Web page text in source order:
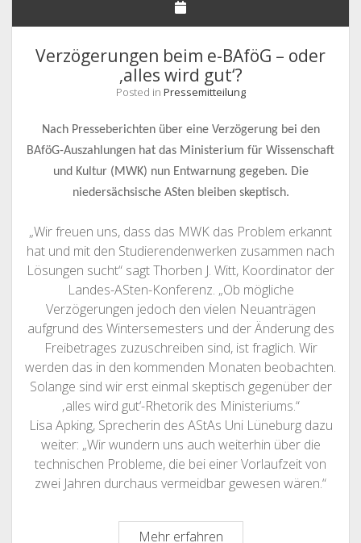
für
die
niedersächsische
Landtagswahl
Verzögerungen beim e-BAföG – oder
‚alles wird gut‘?
Posted in Pressemitteilung
Nach Presseberichten über eine Verzögerung bei den
BAföG-Auszahlungen hat das Ministerium für Wissenschaft
und Kultur (MWK) nun Entwarnung gegeben. Die
niedersächsische ASten bleiben skeptisch.
„Wir freuen uns, dass das MWK das Problem erkannt
hat und mit den Studierendenwerken zusammen nach
Lösungen sucht“ sagt Thorben J. Witt, Koordinator der
Landes-ASten-Konferenz. „Ob mögliche
Verzögerungen jedoch den vielen Neuanträgen
aufgrund des Wintersemesters und der Änderung des
Freibetrages zuzuschreiben sind, ist fraglich. Wir
werden das in den kommenden Monaten beobachten.
Solange sind wir erst einmal skeptisch gegenüber der
‚alles wird gut‘-Rhetorik des Ministeriums.“
Lisa Apking, Sprecherin des AStAs Uni Lüneburg dazu
weiter: „Wir wundern uns auch weiterhin über die
technischen Probleme, die bei einer Vorlaufzeit von
zwei Jahren durchaus vermeidbar gewesen wären.“
Mehr erfahrenVerzögerungen